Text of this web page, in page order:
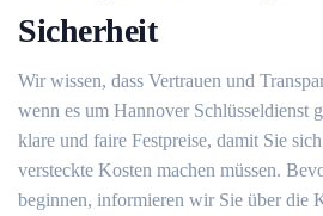
Sicherheit
Wir wissen, dass Vertrauen und
wenn es um Hannover Schlüsseldienst
klare und faire Festpreise, damit Sie
versteckte Kosten machen müssen.
beginnen, informieren wir Sie über die